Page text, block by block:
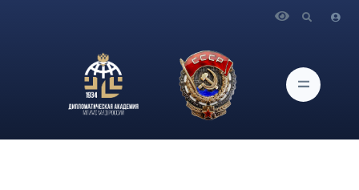
В.Л. Нежданов выступил в эфире канала "Соловьев Live" на
тему торгово-экономического противостояния США и КНР,
а также перспектив развития политической и экономической
конкуренции Вашингтона и Пекина.